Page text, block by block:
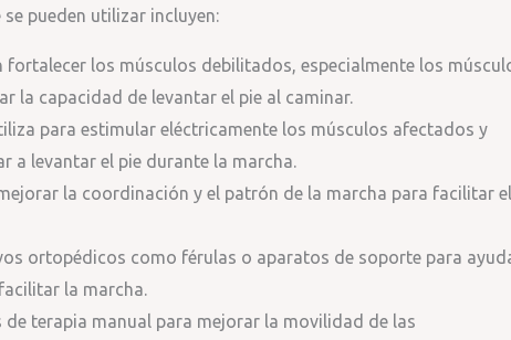
pueden utilizar incluyen:
fortalecer los músculos debilitados, especialmente los
la capacidad de levantar el pie al caminar.
para estimular eléctricamente los músculos afectados y
a levantar el pie durante la marcha.
la coordinación y el patrón de la marcha para facilitar el
ortopédicos como férulas o aparatos de soporte para
la marcha.
de terapia manual para mejorar la movilidad de las